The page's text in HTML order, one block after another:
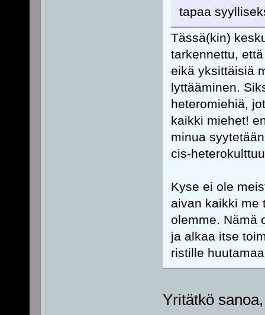
tapaa
Tässä(kin)
tarkennettu,
eikä yksittäisiä
lyttääminen.
heteromiehiä,
kaikki miehet!
minua
cis-
Kyse ei ole
aivan kaikki me
olemme. Nämä
ja alkaa itse
ristille
Yritätkö